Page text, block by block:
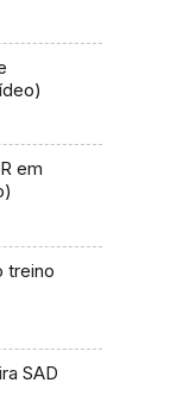
em
treino
SAD